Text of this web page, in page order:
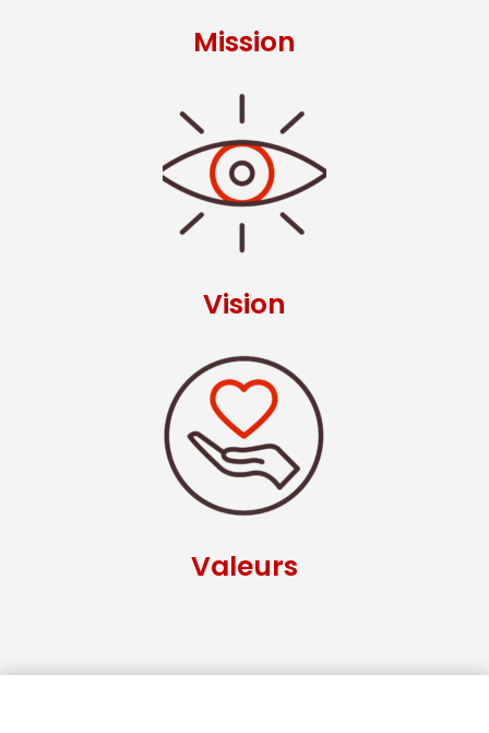
Mission
Vision
Valeurs